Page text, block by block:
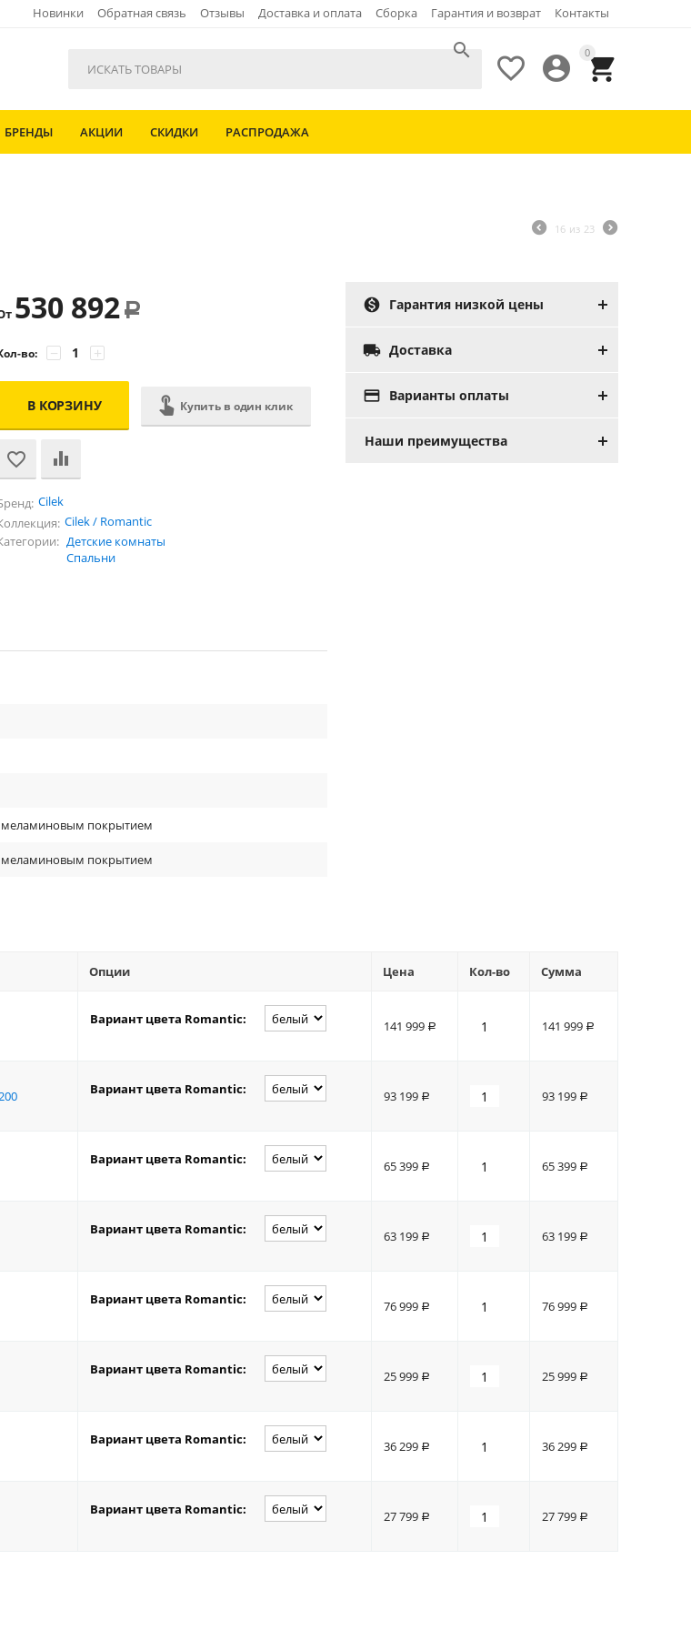
Новинки Обратная связь Отзывы Доставка и оплата Сборка Гарантия и возврат Контакты
0



БРЕНДЫ АКЦИИ СКИДКИ РАСПРОДАЖА
16 из 23
530 892 Р
во: +
−
В КОРЗИНУ Купить в один клик
Cilek
Cilek / Romantic
Детские комнаты
Спальни
 Гарантия низкой цены
 Доставка
 Варианты оплаты
Наши преимущества
меламиновым покрытием
меламиновым покрытием
Опции Цена Кол-во Сумма
Вариант цвета Romantic: 141 999 Р 141 999 Р
Вариант цвета Romantic: 93 199 Р 93 199 Р
Вариант цвета Romantic: 65 399 Р 65 399 Р
Вариант цвета Romantic: 63 199 Р 63 199 Р
Вариант цвета Romantic: 76 999 Р 76 999 Р
Вариант цвета Romantic: 25 999 Р 25 999 Р
Вариант цвета Romantic: 36 299 Р 36 299 Р
Вариант цвета Romantic: 27 799 Р 27 799 Р